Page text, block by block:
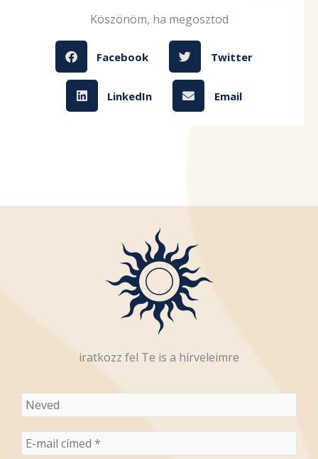
Köszönöm, ha megosztod
Facebook Twitter
LinkedIn Email
iratkozz fel Te is a hírveleimre